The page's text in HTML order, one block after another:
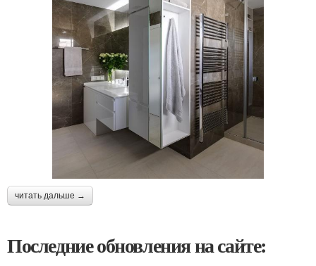
читать дальше →
Последние обновления на сайте: